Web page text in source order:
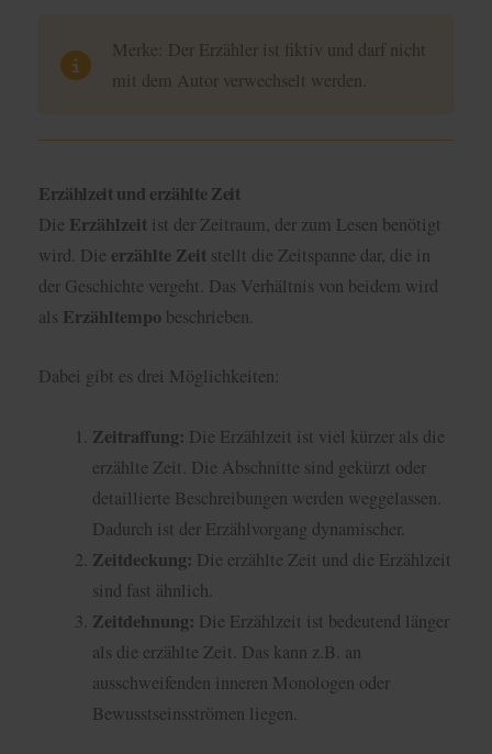
Merke: Der Erzähler ist fiktiv und darf nicht
mit dem Autor verwechselt werden.
Erzählzeit und erzählte Zeit
Die Erzählzeit ist der Zeitraum, der zum Lesen benötigt
wird. Die erzählte Zeit stellt die Zeitspanne dar, die in
der Geschichte vergeht. Das Verhältnis von beidem wird
als Erzähltempo beschrieben.
Dabei gibt es drei Möglichkeiten:
Zeitraffung: Die Erzählzeit ist viel kürzer als die
erzählte Zeit. Die Abschnitte sind gekürzt oder
detaillierte Beschreibungen werden weggelassen.
Dadurch ist der Erzählvorgang dynamischer.
Zeitdeckung: Die erzählte Zeit und die Erzählzeit
sind fast ähnlich.
Zeitdehnung: Die Erzählzeit ist bedeutend länger
als die erzählte Zeit. Das kann z.B. an
ausschweifenden inneren Monologen oder
Bewusstseinsströmen liegen.